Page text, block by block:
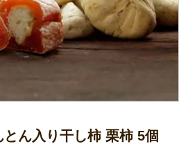
とん入り干し柿 栗柿 5個